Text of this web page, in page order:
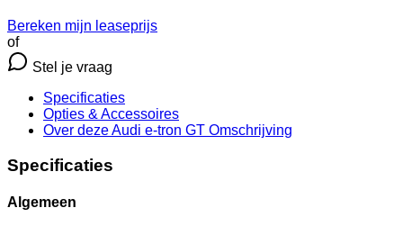
Bereken mijn leaseprijs
of
Stel je vraag
Specificaties
Opties & Accessoires
Over deze Audi e-tron GT Omschrijving
Specificaties
Algemeen